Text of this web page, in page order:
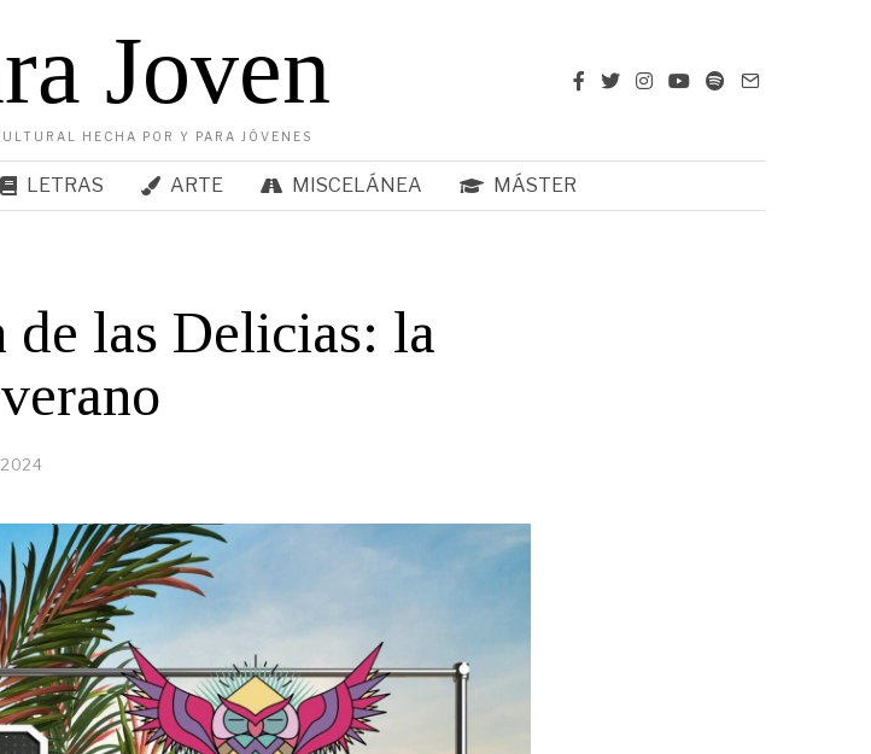
Joven
HECHA POR Y PARA JÓVENES
LETRAS ARTE MISCELÁNEA MÁSTER
de las Delicias: la